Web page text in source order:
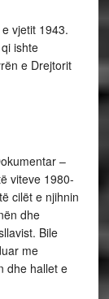
vjetit 1943.
ishte
e Drejtorit
–
viteve 1980-
cilët e njihnin
dhe
Bile
me
dhe hallet e